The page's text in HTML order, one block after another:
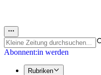
Abonnent:in werden
Rubriken